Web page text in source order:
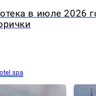
в июле 2026
spa